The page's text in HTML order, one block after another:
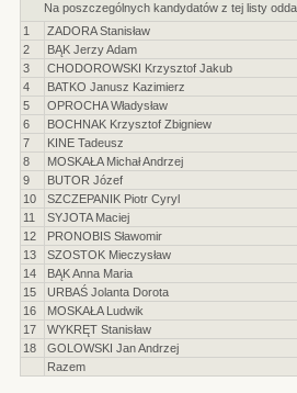
Na poszczególnych kandydatów z tej listy
1
ZADORA Stanisław
2
BĄK Jerzy Adam
3
CHODOROWSKI Krzysztof Jakub
4
BATKO Janusz Kazimierz
5
OPROCHA Władysław
6
BOCHNAK Krzysztof Zbigniew
7
KINE Tadeusz
8
MOSKAŁA Michał Andrzej
9
BUTOR Józef
10
SZCZEPANIK Piotr Cyryl
11
SYJOTA Maciej
12
PRONOBIS Sławomir
13
SZOSTOK Mieczysław
14
BĄK Anna Maria
15
URBAŚ Jolanta Dorota
16
MOSKAŁA Ludwik
17
WYKRĘT Stanisław
18
GOLOWSKI Jan Andrzej
Razem